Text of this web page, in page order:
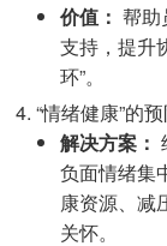
价值： 帮助
支持，提升
环”。
“情绪健康”的
解决方案：
负面情绪集
康资源、减
关怀。